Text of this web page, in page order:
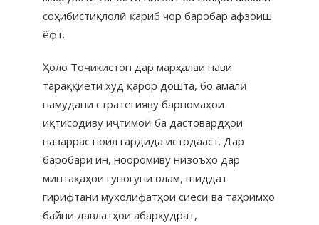
соҳибистиқлолӣ қариб чор баробар афзоиш
ёфт.
Ҳоло Тоҷикистон дар марҳалаи нави
тараққиёти худ қарор дошта, бо амалӣ
намудани стратегияву барномаҳои
иқтисодиву иҷтимоӣ ба дастовардҳои
назаррас ноил гардида истодааст. Дар
баробари ин, нооромиву низоъҳо дар
минтақаҳои гуногуни олам, шиддат
гирифтани мухолифатҳои сиёсӣ ва таҳримҳо
байни давлатҳои абарқудрат,